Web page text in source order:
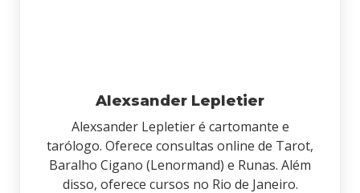
Alexsander Lepletier
Alexsander Lepletier é cartomante e
tarólogo. Oferece consultas online de Tarot,
Baralho Cigano (Lenormand) e Runas. Além
disso, oferece cursos no Rio de Janeiro.